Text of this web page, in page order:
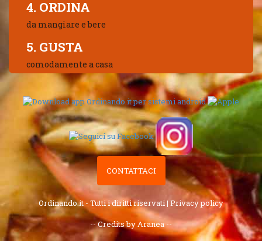
4. ORDINA
da mangiare e bere
5. GUSTA
comodamente a casa
CONTATTACI
Ordinando.it - Tutti i diritti riservati | Privacy policy
-- Credits by Aranea --